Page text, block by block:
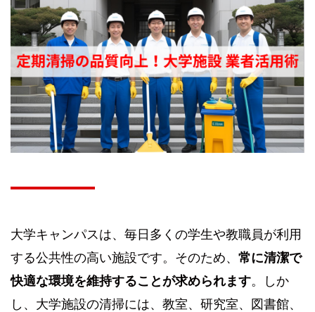
大学キャンパスは、毎日多くの学生や教職員が利用
する公共性の高い施設です。そのため、 常に清潔で
快適な環境を維持することが求められます。しか
し、大学施設の清掃には、教室、研究室、図書館、